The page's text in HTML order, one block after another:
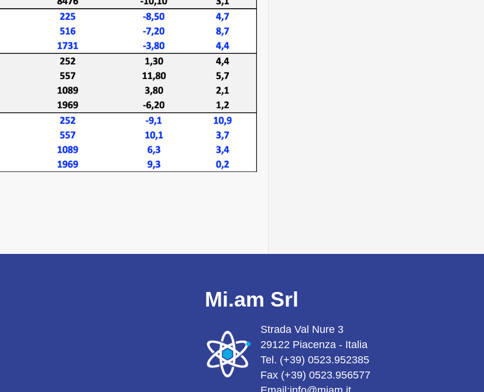
Mi.am Srl
Strada Val Nure 3
29122 Piacenza - Italia
Tel. (+39) 0523.952385
Fax (+39) 0523.956577